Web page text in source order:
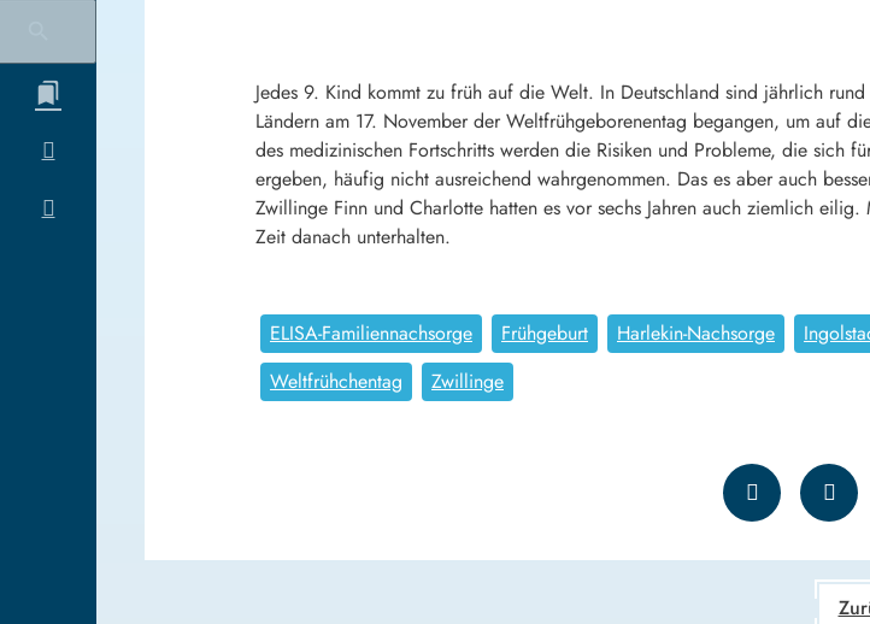
Jedes 9. Kind kommt zu früh auf die Welt. In Deutschland sind jährlich
Ländern am 17. November der Weltfrühgeborenentag begangen, um auf
des medizinischen Fortschritts werden die Risiken und Probleme, die sich
ergeben, häufig nicht ausreichend wahrgenommen. Das es aber auch
Zwillinge Finn und Charlotte hatten es vor sechs Jahren auch ziemlich
Zeit danach unterhalten.
ELISA-Familiennachsorge Frühgeburt Harlekin-Nachsorge
Weltfrühchentag
Zwillinge